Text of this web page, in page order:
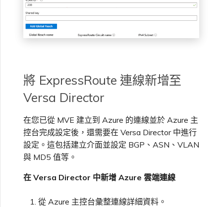
將 ExpressRoute 連線新增至
Versa Director
在您已從 MVE 建立到 Azure 的連線並於 Azure 主
控台完成設定後，還需要在 Versa Director 中進行
設定。這包括建立介面並設定 BGP、ASN、VLAN
與 MD5 值等。
在 Versa Director 中新增 Azure 雲端連線
從 Azure 主控台彙整連線詳細資料。